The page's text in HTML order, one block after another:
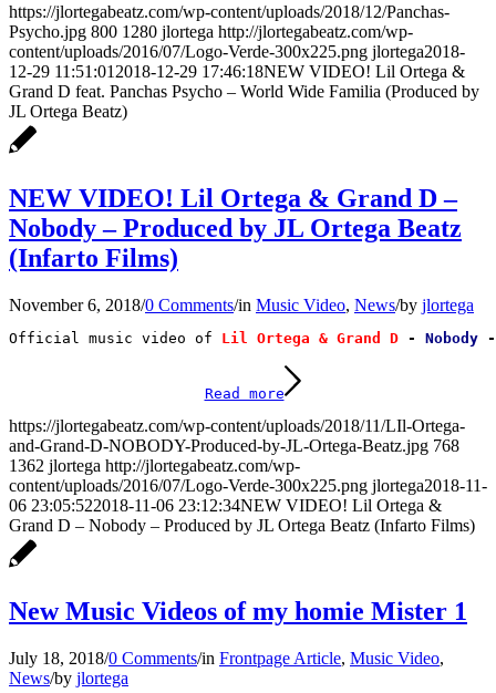
https://jlortegabeatz.com/wp-content/uploads/2018/12/Panchas-
Psycho.jpg 800 1280 jlortega http://jlortegabeatz.com/wp-
content/uploads/2016/07/Logo-Verde-300x225.png jlortega2018-
12-29 11:51:01 2018-12-29 17:46:18NEW VIDEO! Lil Ortega &
Grand D feat. Panchas Psycho – World Wide Familia (Produced by
JL Ortega Beatz)
NEW VIDEO! Lil Ortega & Grand D –
Nobody – Produced by JL Ortega Beatz
(Infarto Films)
November 6, 2018/0 Comments/in Music Video, News/by jlortega
Official music video of Lil Ortega & Grand D - Nobody
Read more
https://jlortegabeatz.com/wp-content/uploads/2018/11/LIl-Ortega-
and-Grand-D-NOBODY-Produced-by-JL-Ortega-Beatz.jpg 768
1362 jlortega http://jlortegabeatz.com/wp-
content/uploads/2016/07/Logo-Verde-300x225.png jlortega2018-11-
06 23:05:522018-11-06 23:12:34NEW VIDEO! Lil Ortega &
Grand D – Nobody – Produced by JL Ortega Beatz (Infarto Films)
New Music Videos of my homie Mister 1
July 18, 2018/0 Comments/in Frontpage Article, Music Video,
News/by jlortega